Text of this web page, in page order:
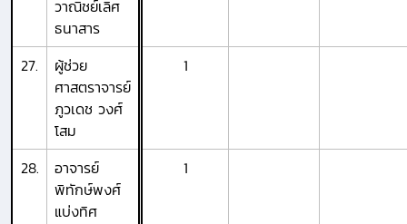
วาณิชย์เลิศ
ธนาสาร
27.
ผู้ช่วย
ศาสตราจารย์
ภูวเดช วงศ์
โสม
1
28.
อาจารย์
พิทักษ์พงศ์
แบ่งทิศ
1